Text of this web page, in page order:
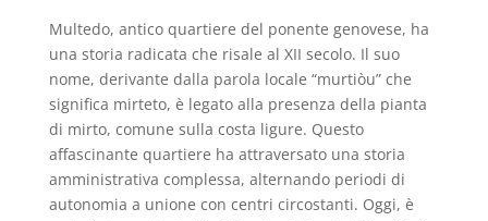
Multedo, antico quartiere del ponente genovese, ha
una storia radicata che risale al XII secolo. Il suo
nome, derivante dalla parola locale “murtiòu” che
significa mirteto, è legato alla presenza della pianta
di mirto, comune sulla costa ligure. Questo
affascinante quartiere ha attraversato una storia
amministrativa complessa, alternando periodi di
autonomia a unione con centri circostanti. Oggi, è